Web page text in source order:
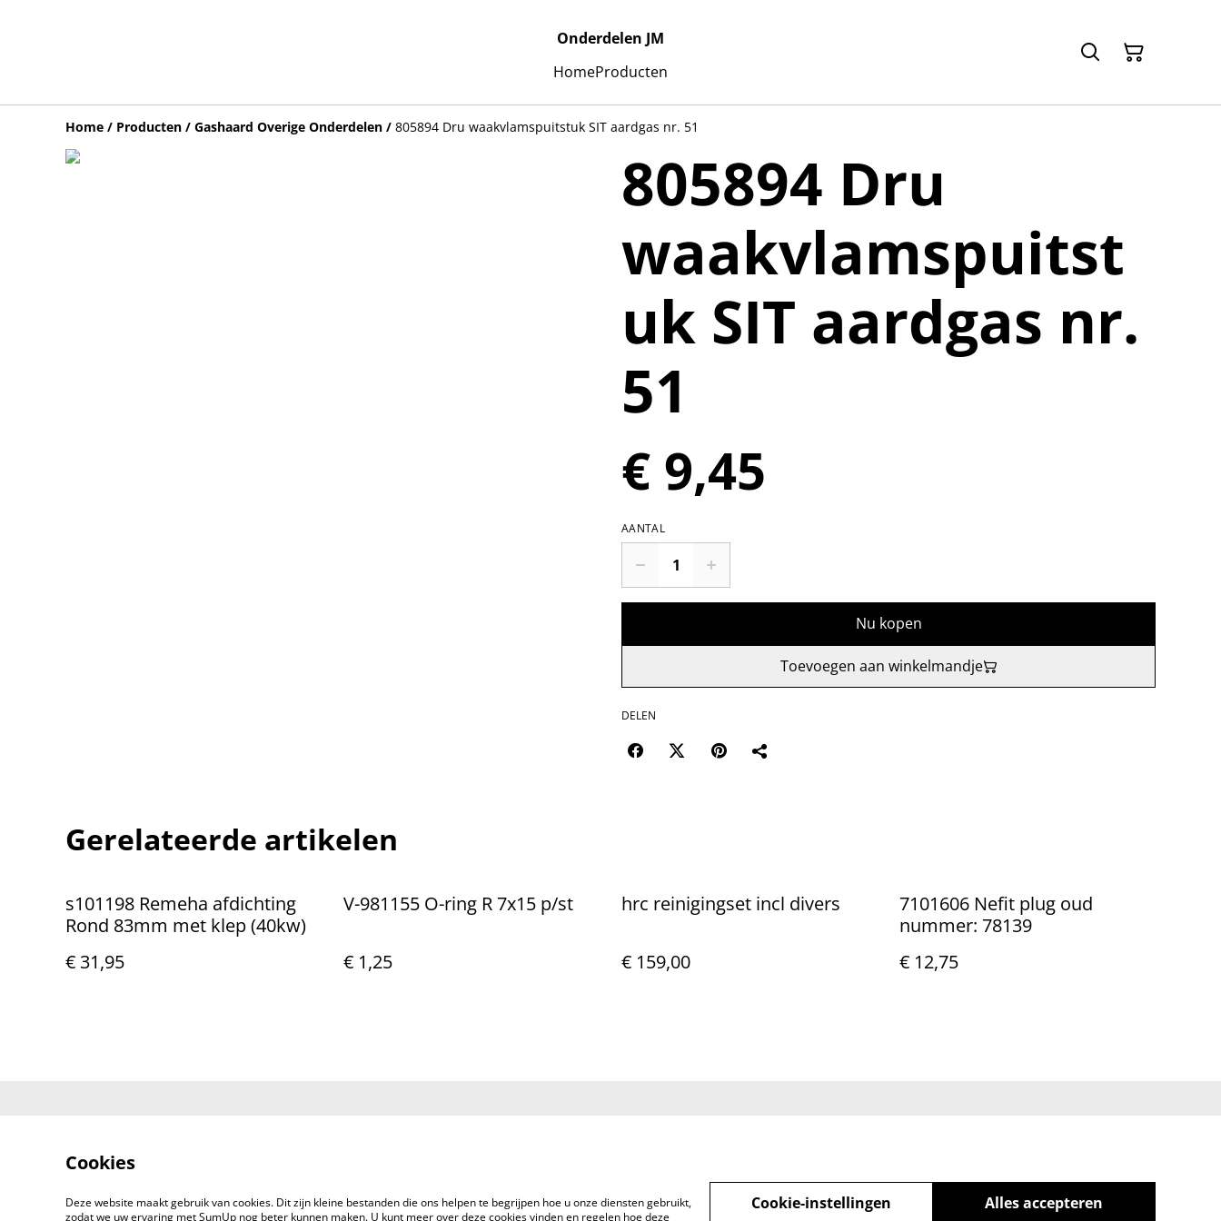
Onderdelen JM
HomeProducten
Home / Producten / Gashaard Overige Onderdelen / 805894 Dru waakvlamspuitstuk SIT aardgas nr. 51
805894 Dru
waakvlamspuitst
uk SIT aardgas nr.
51
€ 9,45
AANTAL
Nu kopen
Toevoegen aan winkelmandje
DELEN
Gerelateerde artikelen
s101198 Remeha afdichting
Rond 83mm met klep (40kw)
€ 31,95
V-981155 O-ring R 7x15 p/st
€ 1,25
hrc reinigingset incl divers
€ 159,00
7101606 Nefit plug oud
nummer: 78139
€ 12,75
Cookies
Deze website maakt gebruik van cookies. Dit zijn kleine bestanden die ons helpen te begrijpen hoe u onze diensten gebruikt,
zodat we uw ervaring met SumUp nog beter kunnen maken. U kunt meer over deze cookies vinden en regelen hoe deze
Alles accepteren
Cookie-instellingen